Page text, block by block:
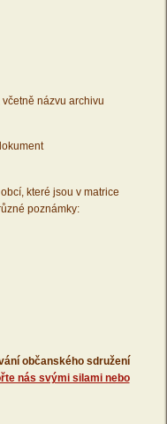
názvu archivu
které jsou v matrice
poznámky:
občanského sdružení
nás svými silami nebo